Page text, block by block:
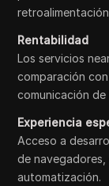
Rentabilidad
Los servicios
comparación
comunicación
Experiencia
Acceso a
de
automatización.